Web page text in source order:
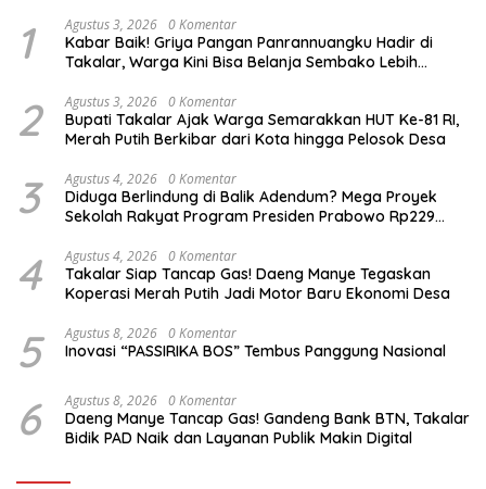
1 Agustus 3, 2026 0 Komentar
Kabar Baik! Griya Pangan Panrannuangku Hadir di
Takalar, Warga Kini Bisa Belanja Sembako Lebih
2 Agustus 3, 2026 0 Komentar
Bupati Takalar Ajak Warga Semarakkan HUT Ke-81 RI,
Merah Putih Berkibar dari Kota hingga Pelosok Desa
3 Agustus 4, 2026 0 Komentar
Diduga Berlindung di Balik Adendum? Mega Proyek
Sekolah Rakyat Program Presiden Prabowo Rp229
4 Agustus 4, 2026 0 Komentar
Takalar Siap Tancap Gas! Daeng Manye Tegaskan
Koperasi Merah Putih Jadi Motor Baru Ekonomi Desa
5 Agustus 8, 2026 0 Komentar
Inovasi “PASSIRIKA BOS” Tembus Panggung Nasional
6 Agustus 8, 2026 0 Komentar
Daeng Manye Tancap Gas! Gandeng Bank BTN, Takalar
Bidik PAD Naik dan Layanan Publik Makin Digital